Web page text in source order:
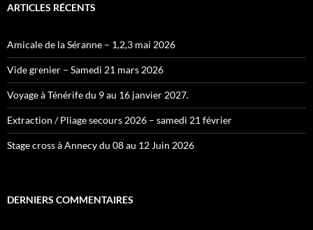
ARTICLES RÉCENTS
Amicale de la Séranne – 1,2,3 mai 2026
Vide grenier – Samedi 21 mars 2026
Voyage à Ténérife du 9 au 16 janvier 2027.
Extraction / Pliage secours 2026 – samedi 21 février
Stage cross à Annecy du 08 au 12 Juin 2026
DERNIERS COMMENTAIRES